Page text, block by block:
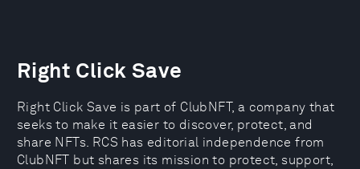
Right Click Save
Right Click Save is part of ClubNFT, a company that
seeks to make it easier to discover, protect, and
share NFTs. RCS has editorial independence from
ClubNFT but shares its mission to protect, support,